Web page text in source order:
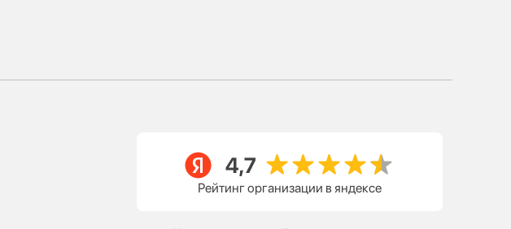
Рейтинг организации в яндексе